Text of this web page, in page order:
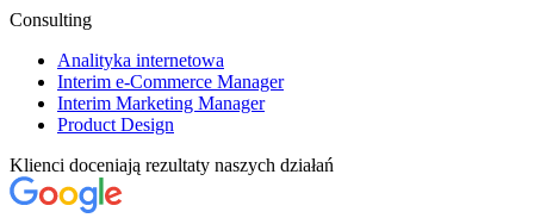
Consulting
Analityka internetowa
Interim e-Commerce Manager
Interim Marketing Manager
Product Design
Klienci doceniają rezultaty naszych działań